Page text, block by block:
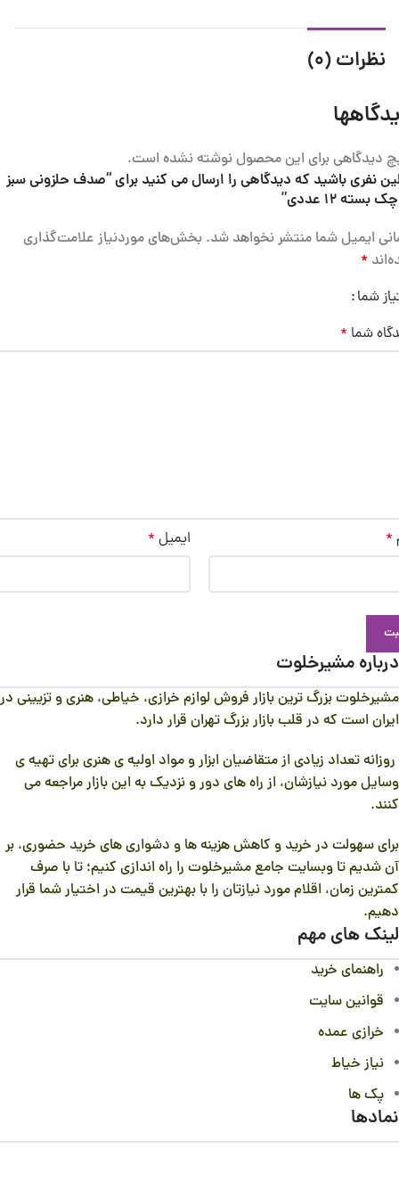
نظرات (0)
دیدگاهی برای این محصول نوشته نشده است.
نفری باشید که دیدگاهی را ارسال می کنید برای “صدف حلزونی سبز
بسته 12 عددی”
ایمیل شما منتشر نخواهد شد. بخش‌های موردنیاز علامت‌گذاری
*
شما
شما *
* ایمیل *
درباره مشیرخلوت
مشیرخلوت بزرگ ترین بازار فروش لوازم خرازی، خیاطی، هنری و تزیینی در
ایران است که در قلب بازار بزرگ تهران قرار دارد.
روزانه تعداد زیادی از متقاضیان ابزار و مواد اولیه ی هنری برای تهیه ی
وسایل مورد نیازشان، از راه های دور و نزدیک به این بازار مراجعه می
کنند.
برای سهولت در خرید و کاهش هزینه ها و دشواری های خرید حضوری، بر
آن شدیم تا وبسایت جامع مشیرخلوت را راه اندازی کنیم؛ تا با صرف
کمترین زمان، اقلام مورد نیازتان را با بهترین قیمت در اختیار شما قرار
دهیم.
لینک های مهم
راهنمای خرید
قوانین سایت
خرازی عمده
نیاز خیاط
پک ها
نمادها